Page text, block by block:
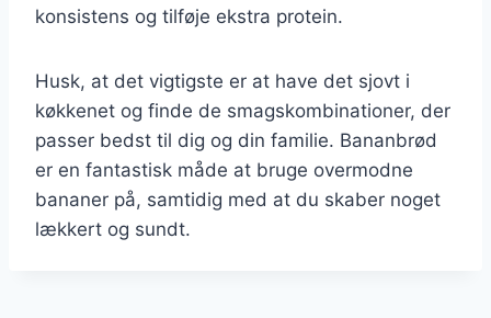
konsistens og tilføje ekstra protein.
Husk, at det vigtigste er at have det sjovt i
køkkenet og finde de smagskombinationer, der
passer bedst til dig og din familie. Bananbrød
er en fantastisk måde at bruge overmodne
bananer på, samtidig med at du skaber noget
lækkert og sundt.